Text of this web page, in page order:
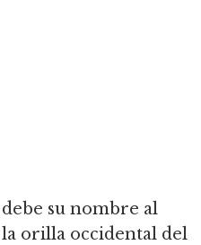
su nombre al
orilla occidental del